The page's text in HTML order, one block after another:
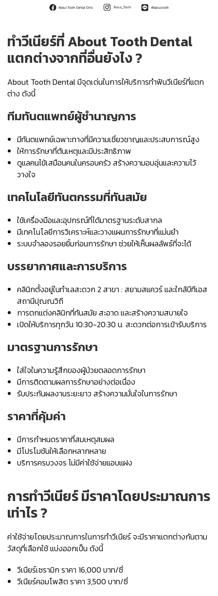
ทำวีเนียร์ที่ About Tooth Dental
แตกต่างจากที่อื่นยังไง ?
About Tooth Dental มีจุดเด่นในการให้บริการทำฟันวีเนียร์ที่แตก
ต่าง ดังนี้
ทีมทันตแพทย์ผู้ชำนาญการ
มีทันตแพทย์เฉพาะทางที่มีความเชี่ยวชาญและประสบการณ์สูง
ให้การรักษาที่ต้นเหตุและมีประสิทธิภาพ
ดูแลคนไข้เสมือนคนในครอบครัว สร้างความอบอุ่นและความไว้
วางใจ
เทคโนโลยีทันตกรรมที่ทันสมัย
ใช้เครื่องมือและอุปกรณ์ที่ได้มาตรฐานระดับสากล
มีเทคโนโลยีการวิเคราะห์และวางแผนการรักษาที่แม่นยำ
ระบบจำลองรอยยิ้มก่อนการรักษา ช่วยให้เห็นผลลัพธ์ที่จะได้
บรรยากาศและการบริการ
คลินิกตั้งอยู่ในทำเลสะดวก 2 สาขา : สยามสแควร์ และใกล้บีทีเอส
สถานีปุณณวิถี
การตกแต่งคลินิกที่ทันสมัย สะอาด และสร้างความสบายใจ
เปิดให้บริการทุกวัน 10:30-20:30 น. สะดวกต่อการเข้ารับบริการ
มาตรฐานการรักษา
ใส่ใจในความรู้สึกของผู้ป่วยตลอดการรักษา
มีการติดตามผลการรักษาอย่างต่อเนื่อง
รับประกันผลงานระยะยาว สร้างความมั่นใจในการรักษา
ราคาที่คุ้มค่า
มีการกำหนดราคาที่สมเหตุสมผล
มีโปรโมชันให้เลือกหลากหลาย
บริการครบวงจร ไม่มีค่าใช้จ่ายแอบแฝง
การทำวีเนียร์ มีราคาโดยประมาณการ
เท่าไร ?
ค่าใช้จ่ายโดยประมาณการในการทำวีเนียร์ จะมีราคาแตกต่างกันตาม
วัสดุที่เลือกใช้ แบ่งออกเป็น ดังนี้
วีเนียร์เซรามิก ราคา 16,000 บาท/ซี่
วีเนียร์คอมโพสิต ราคา 3,500 บาท/ซี่